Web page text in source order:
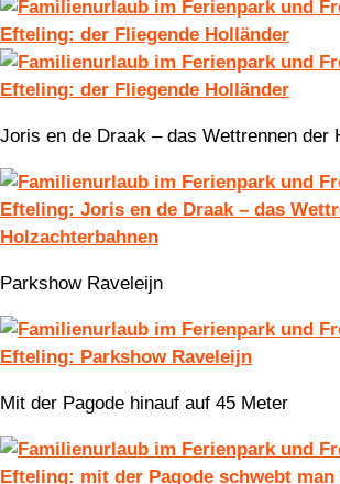
Joris en de Draak – das Wettrennen der
Parkshow Raveleijn
Mit der Pagode hinauf auf 45 Meter